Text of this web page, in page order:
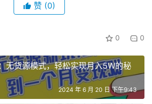
赞 (0)
0 0
无货源模式，轻松实现月入5W的秘
2024 年 6 月 20 日 下午9:43